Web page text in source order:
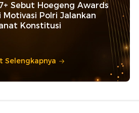
Sebut Hoegeng Awards
Motivasi Polri Jalankan
Konstitusi
Selengkapnya